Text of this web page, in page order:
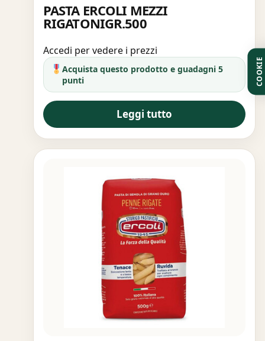
PASTA ERCOLI MEZZI
RIGATONIGR.500
Accedi per vedere i prezzi
Acquista questo prodotto e guadagni 5
punti
Leggi tutto
COOKIE